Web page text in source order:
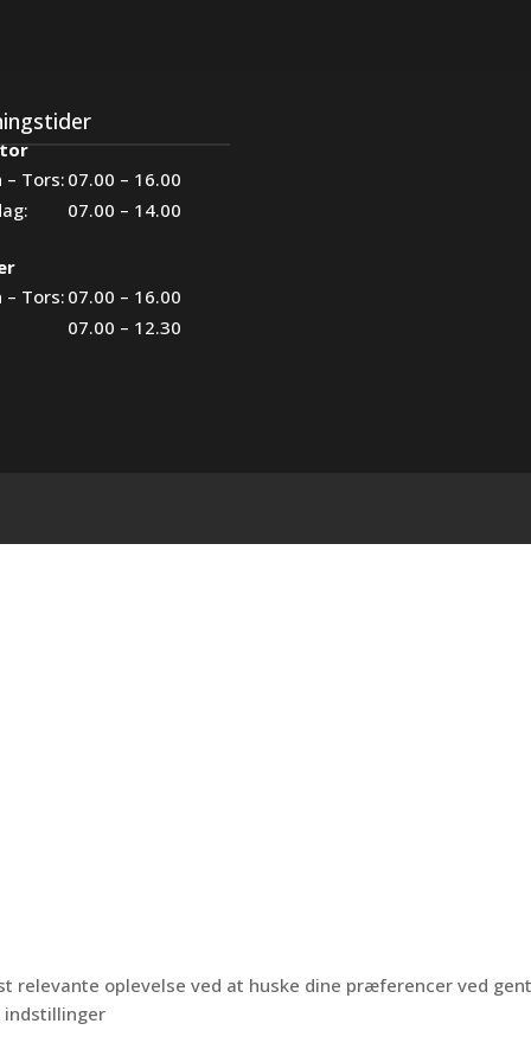
– Tors: 07.00 – 16.00
07.00 – 14.00
– Tors: 07.00 – 16.00
07.00 – 12.30
relevante oplevelse ved at huske dine præferencer ved
indstillinger